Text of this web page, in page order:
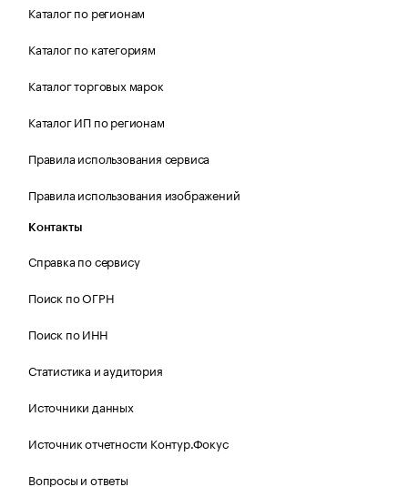
Каталог по регионам
Каталог по категориям
Каталог торговых марок
Каталог ИП по регионам
Правила использования сервиса
Правила использования изображений
Контакты
Справка по сервису
Поиск по ОГРН
Поиск по ИНН
Статистика и аудитория
Источники данных
Источник отчетности Контур.Фокус
Вопросы и ответы